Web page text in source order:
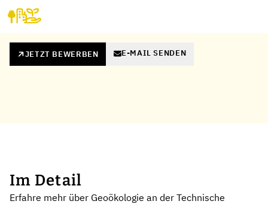
JETZT BEWERBEN E-MAIL SENDEN
Im Detail
Erfahre mehr über Geoökologie an der Technische